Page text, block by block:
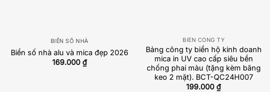
BIỂN SỐ NHÀ
Biển số nhà alu và mica đẹp 2026
169.000 ₫
BIỂN CÔNG TY
Bảng công ty biển hộ kinh doanh
mica in UV cao cấp siêu bền
chống phai màu (tặng kèm băng
keo 2 mặt). BCT-QC24H007
199.000₫